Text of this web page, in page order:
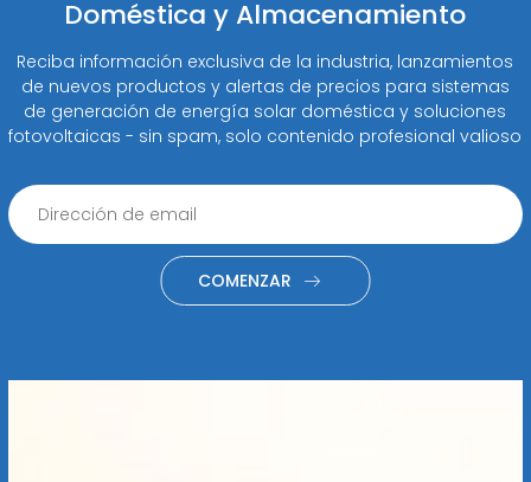
Doméstica y Almacenamiento
Reciba información exclusiva de la industria, lanzamientos
de nuevos productos y alertas de precios para sistemas
de generación de energía solar doméstica y soluciones
fotovoltaicas - sin spam, solo contenido profesional valioso
COMENZAR